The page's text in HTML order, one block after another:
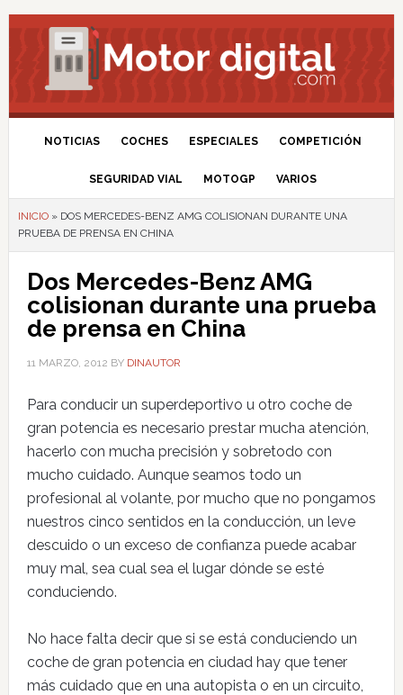
NOTICIAS COCHES ESPECIALES COMPETICIÓN
SEGURIDAD VIAL MOTOGP VARIOS
INICIO» DOS MERCEDES-BENZ AMG COLISIONAN DURANTE UNA
PRUEBA DE PRENSA EN CHINA
Dos Mercedes-Benz AMG
colisionan durante una prueba
de prensa en China
11 MARZO, 2012 BY DINAUTOR
Para conducir un superdeportivo u otro coche de
gran potencia es necesario prestar mucha atención,
hacerlo con mucha precisión y sobretodo con
mucho cuidado. Aunque seamos todo un
profesional al volante, por mucho que no pongamos
nuestros cinco sentidos en la conducción, un leve
descuido o un exceso de confianza puede acabar
muy mal, sea cual sea el lugar dónde se esté
conduciendo.
No hace falta decir que si se está conduciendo un
coche de gran potencia en ciudad hay que tener
más cuidado que en una autopista o en un circuito,